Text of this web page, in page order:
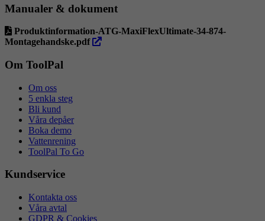
Manualer & dokument
Produktinformation-ATG-MaxiFlexUltimate-34-874-
Montagehandske.pdf öppna
Om ToolPal
Om oss
5 enkla steg
Bli kund
Våra depåer
Boka demo
Vattenrening
ToolPal To Go
Kundservice
Kontakta oss
Våra avtal
GDPR & Cookies